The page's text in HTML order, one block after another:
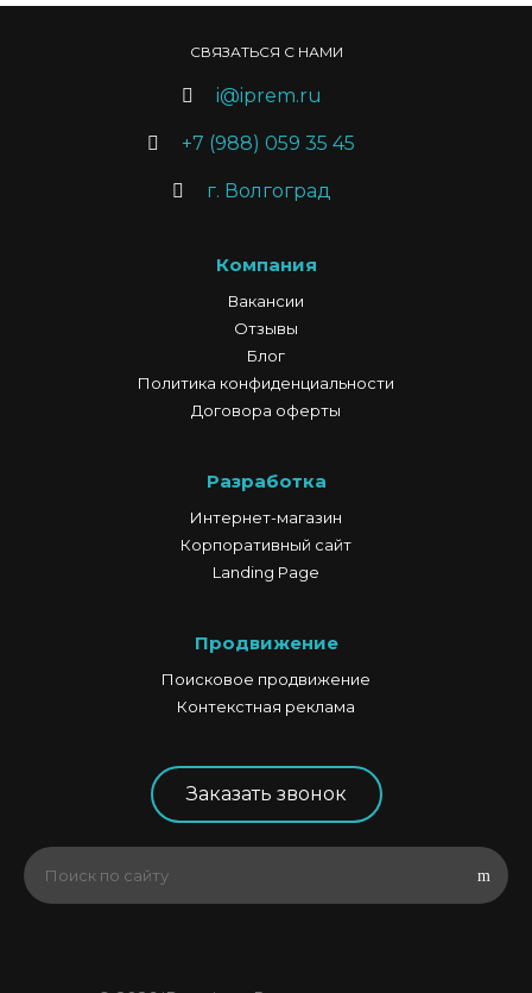
СВЯЗАТЬСЯ С НАМИ
i@iprem.ru
+7 (988) 059 35 45
г. Волгоград
Компания
Вакансии
Отзывы
Блог
Политика конфиденциальности
Договора оферты
Разработка
Интернет-магазин
Корпоративный сайт
Landing Page
Продвижение
Поисковое продвижение
Контекстная реклама
Заказать звонок